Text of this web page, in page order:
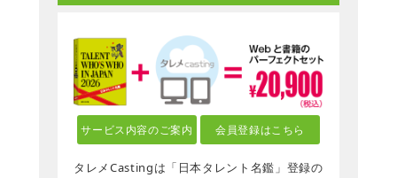
サービス内容のご案内 会員登録はこちら
タレメCastingは「日本タレント名鑑」登録の